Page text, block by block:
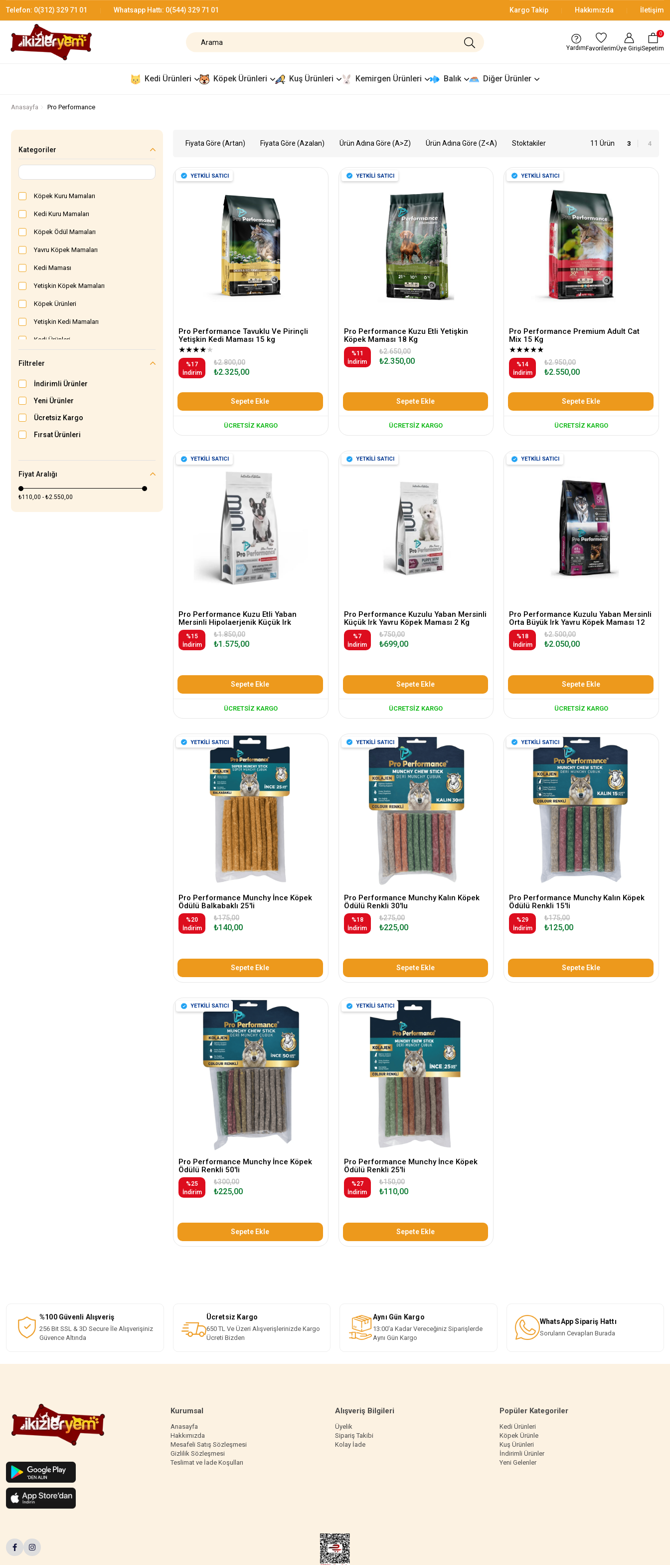
Telefon: 0(312) 329 71 01 Whatsapp Hattı: 0(544) 329 71 01 Kargo Takip Hakkımızda İletişim
Yardım FavorilerimÜye GirişiSepetim
0
Kedi Ürünleri Köpek Ürünleri Kuş Ürünleri Kemirgen Ürünleri Balık Diğer Ürünler
Anasayfa Pro Performance
Kategoriler
Köpek Kuru Mamaları
Kedi Kuru Mamaları
Köpek Ödül Mamaları
Yavru Köpek Mamaları
Kedi Maması
Yetişkin Köpek Mamaları
Köpek Ürünleri
Yetişkin Kedi Mamaları
Kedi Ürünleri
Filtreler
İndirimli Ürünler
Yeni Ürünler
Ücretsiz Kargo
Fırsat Ürünleri
Fiyat Aralığı
₺110,00 - ₺2.550,00
Fiyata Göre (Artan) Fiyata Göre (Azalan) Ürün Adına Göre (A>Z) Ürün Adına Göre (Z<A) Stoktakiler 11 Ürün
Pro Performance Tavuklu Ve Pirinçli
Yetişkin Kedi Maması 15 kg
★★★★★
%17
İndirim
₺2.325,00
₺2.800,00
Sepete Ekle
ÜCRETSIZ KARGO
YETKİLİ SATICI
Pro Performance Kuzu Etli Yetişkin
Köpek Maması 18 Kg
%11
İndirim
₺2.350,00
₺2.650,00
Sepete Ekle
ÜCRETSIZ KARGO
YETKİLİ SATICI
Pro Performance Premium Adult Cat
Mix 15 Kg
★★★★★
%14
İndirim
₺2.550,00
₺2.950,00
Sepete Ekle
ÜCRETSIZ KARGO
YETKİLİ SATICI
Pro Performance Kuzu Etli Yaban
Mersinli Hipolaerjenik Küçük Irk
Kısırlaştırılmış Köpek Maması 7 Kg
%15
İndirim
₺1.575,00
₺1.850,00
Sepete Ekle
ÜCRETSIZ KARGO
YETKİLİ SATICI
Pro Performance Kuzulu Yaban Mersinli
Küçük Irk Yavru Köpek Maması 2 Kg
%7
İndirim
₺699,00
₺750,00
Sepete Ekle
ÜCRETSIZ KARGO
YETKİLİ SATICI
Pro Performance Kuzulu Yaban Mersinli
Orta Büyük Irk Yavru Köpek Maması 12
Kg
%18
İndirim
₺2.050,00
₺2.500,00
Sepete Ekle
ÜCRETSIZ KARGO
YETKİLİ SATICI
Pro Performance Munchy İnce Köpek
Ödülü Balkabaklı 25'li
%20
İndirim
₺140,00
₺175,00
Sepete Ekle
YETKİLİ SATICI
Pro Performance Munchy Kalın Köpek
Ödülü Renkli 30'lu
%18
İndirim
₺225,00
₺275,00
Sepete Ekle
YETKİLİ SATICI
Pro Performance Munchy Kalın Köpek
Ödülü Renkli 15'li
%29
İndirim
₺125,00
₺175,00
Sepete Ekle
YETKİLİ SATICI
Pro Performance Munchy İnce Köpek
Ödülü Renkli 50'li
%25
İndirim
₺225,00
₺300,00
Sepete Ekle
YETKİLİ SATICI
Pro Performance Munchy İnce Köpek
Ödülü Renkli 25'li
%27
İndirim
₺110,00
₺150,00
Sepete Ekle
YETKİLİ SATICI
%100 Güvenli Alışveriş
256 Bit SSL & 3D Secure İle Alışverişiniz
Güvence Altında
Ücretsiz Kargo
650 TL Ve Üzeri Alışverişlerinizde Kargo
Ücreti Bizden
Aynı Gün Kargo
13:00'a Kadar Vereceğiniz Siparişlerde
Aynı Gün Kargo
WhatsApp Sipariş Hattı
Soruların Cevapları Burada
Kurumsal
Anasayfa
Hakkımızda
Mesafeli Satış Sözleşmesi
Gizlilik Sözleşmesi
Teslimat ve İade Koşulları
Alışveriş Bilgileri
Üyelik
Sipariş Takibi
Kolay İade
Popüler Kategoriler
Kedi Ürünleri
Köpek Ürünle
Kuş Ürünleri
İndirimli Ürünler
Yeni Gelenler